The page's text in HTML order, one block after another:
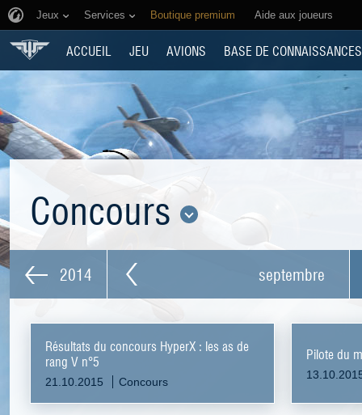
Jeux Services Boutique premium Aide aux joueurs
ACCUEIL JEU AVIONS BASE DE CONNAISSANCES
Concours
2014 septembre
Résultats du concours HyperX : les as de
rang V n°5
21.10.2015 Concours
Pilote du